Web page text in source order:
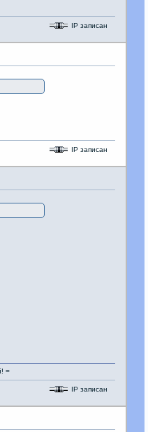
IP записан
IP записан
IP записан